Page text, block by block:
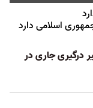
اسلامی دارد
درگیری جاری در